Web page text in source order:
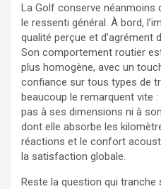
La Golf conserve néanmoins
le ressenti général. À bord,
qualité perçue et d’agrément
Son comportement routier
plus homogène, avec un
confiance sur tous types de
beaucoup le remarquent vite
pas à ses dimensions ni à
dont elle absorbe les
réactions et le confort
la satisfaction globale.
Reste la question qui tranche